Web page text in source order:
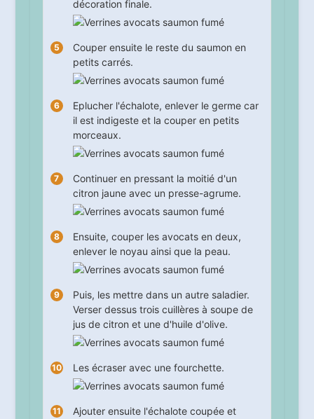
décoration finale.
Couper ensuite le reste du saumon en
petits carrés.
Eplucher l'échalote, enlever le germe car
il est indigeste et la couper en petits
morceaux.
Continuer en pressant la moitié d'un
citron jaune avec un presse-agrume.
Ensuite, couper les avocats en deux,
enlever le noyau ainsi que la peau.
Puis, les mettre dans un autre saladier.
Verser dessus trois cuillères à soupe de
jus de citron et une d'huile d'olive.
Les écraser avec une fourchette.
Ajouter ensuite l'échalote coupée et